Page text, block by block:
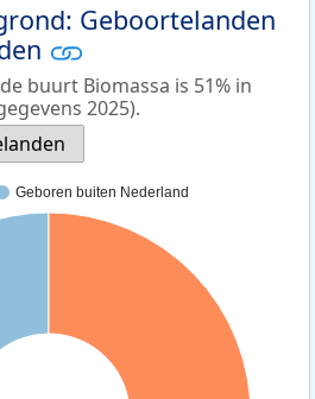
Geboortelanden
buurt Biomassa is 51% in
2025).
Geboren buiten Nederland